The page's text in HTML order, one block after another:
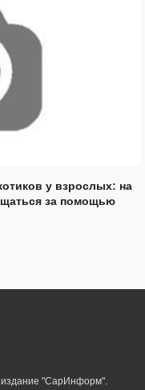
у взрослых: на
за помощью
"СарИнформ".